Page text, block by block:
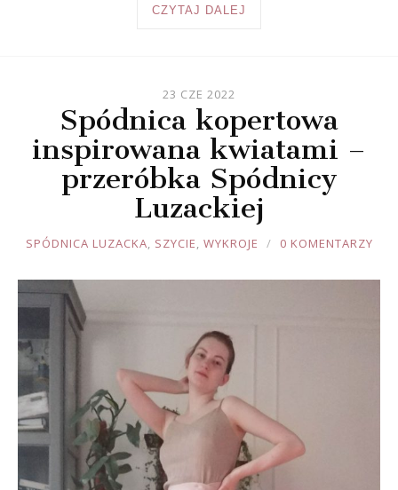
CZYTAJ DALEJ
23 CZE 2022
Spódnica kopertowa
inspirowana kwiatami –
przeróbka Spódnicy
Luzackiej
JOULE
SPÓDNICA LUZACKA, SZYCIE, WYKROJE 0 KOMENTARZY